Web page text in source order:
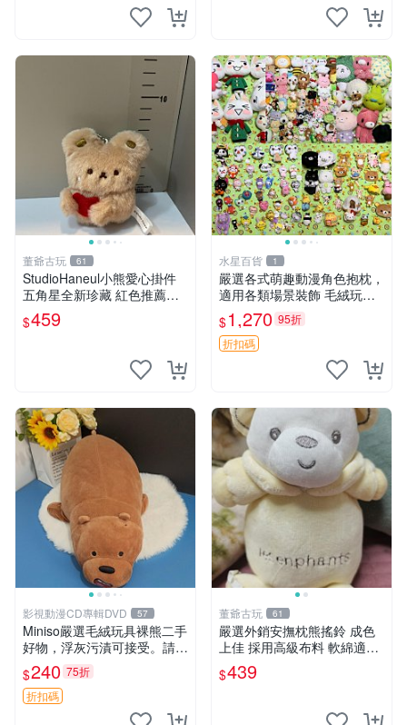
董爺古玩 61
StudioHaneul小熊愛心掛件
五角星全新珍藏 紅色推薦收
藏 玩具掛飾 掛件 新品
$459
水星百貨 1
嚴選各式萌趣動漫角色抱枕，
適用各類場景裝飾 毛絨玩
具、卡通抱枕、趣味玩偶
$1,270 95折
折扣碼
影視動漫CD專輯DVD 57
Miniso嚴選毛絨玩具裸熊二手
好物，浮灰污漬可接受。請詳
閱照片再下單，售出不退不
換。全新品相收藏推薦。 裸
熊 毛絨玩具 收藏
$240 75折
折扣碼
董爺古玩 61
嚴選外銷安撫枕熊搖鈴 成色
上佳 採用高級布料 軟綿適合
收藏 安心選購 安撫枕 熊玩具
搖鈴
$439